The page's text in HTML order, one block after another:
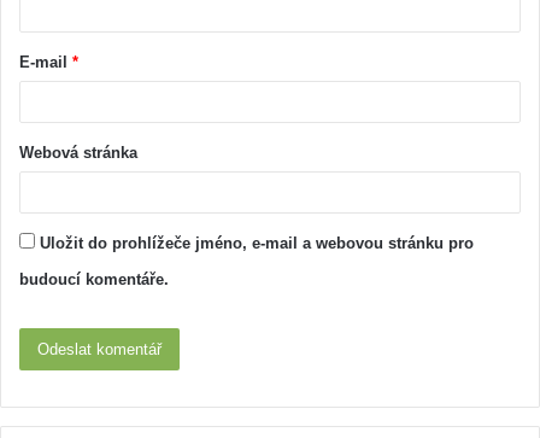
E-mail *
Webová stránka
Uložit do prohlížeče jméno, e-mail a webovou stránku pro
budoucí komentáře.